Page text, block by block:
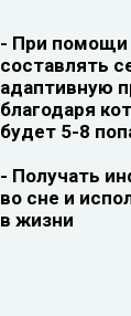
- При помощи
составлять
адаптивную
благодаря
будет 5-8
- Получать
во сне и
в жизни